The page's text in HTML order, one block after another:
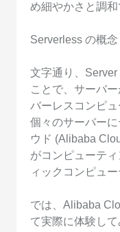
め細やかさと調和
Serverless の概念
文字通り、
ことで、サーバ
バーレスコンピ
個々のサーバー
ウド (Alibaba
がコンピューテ
ィックコンピュ
では、Alibaba
て実際に体験して